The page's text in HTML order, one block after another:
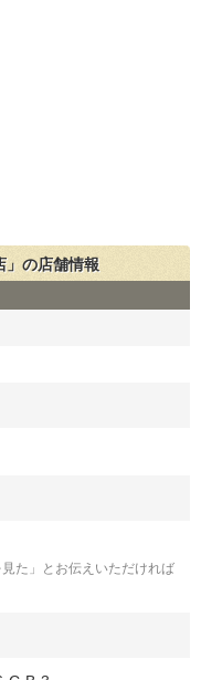
」の店舗情報
た」とお伝えいただければ